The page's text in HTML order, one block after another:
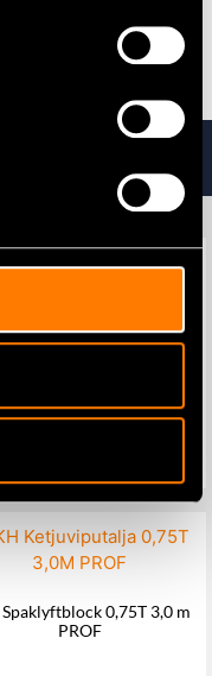
– arbetsryggsäck
387,00€
0,75T 3,0 m
PROF